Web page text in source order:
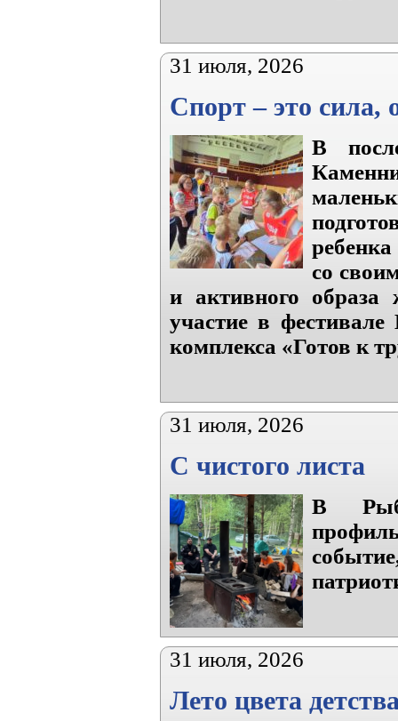
31 июля, 2026
Спорт – это сила,
В
со
и активного образа
участие в фестивале
комплекса «Готов к
31 июля, 2026
С чистого листа
В
31 июля, 2026
Лето цвета